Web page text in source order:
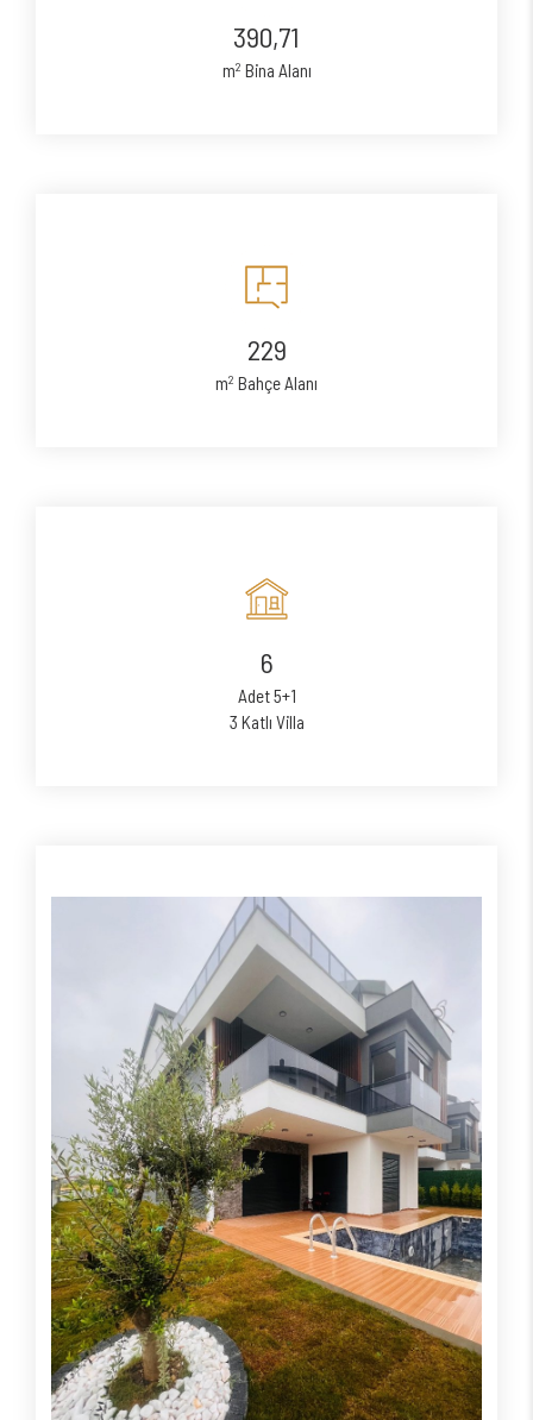
390,71
m2 Bina Alanı
229
m2 Bahçe Alanı
6
Adet 5+1
3 Katlı Villa